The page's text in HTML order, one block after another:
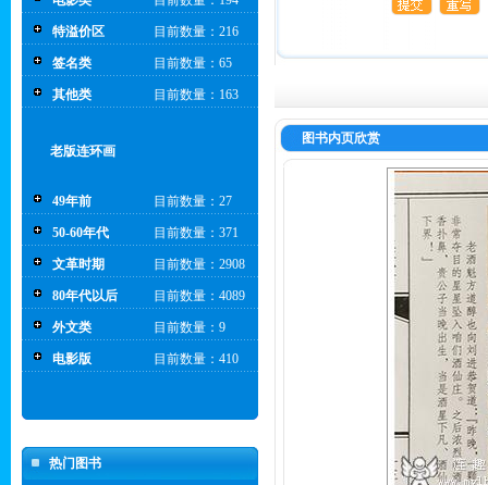
特溢价区 目前数量：216
签名类 目前数量：65
其他类 目前数量：163
老版连环画
49年前 目前数量：27
50-60年代 目前数量：371
文革时期 目前数量：2908
80年代以后 目前数量：4089
外文类 目前数量：9
电影版 目前数量：410
热门图书
图书内页欣赏